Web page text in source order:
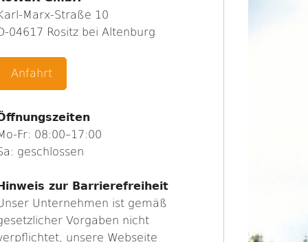
Marx-Straße 10
04617 Rositz bei Altenburg
Anfahrt
Fr: 08:00–17:00
geschlossen
Hinweis zur Barrierefreiheit
Unternehmen ist gemäß
Vorgaben nicht
unsere Webseite